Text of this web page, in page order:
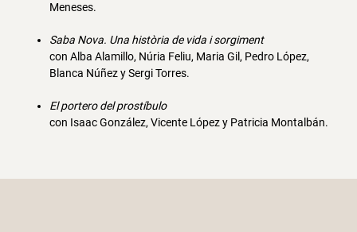
Meneses.
Saba Nova. Una història de vida i sorgiment
con Alba Alamillo, Núria Feliu, Maria Gil, Pedro López,
Blanca Núñez y Sergi Torres.
El portero del prostíbulo
con Isaac González, Vicente López y Patricia Montalbán.